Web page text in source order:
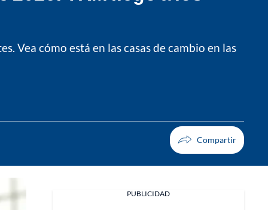
Vea cómo está en las casas de cambio en las
PUBLICIDAD